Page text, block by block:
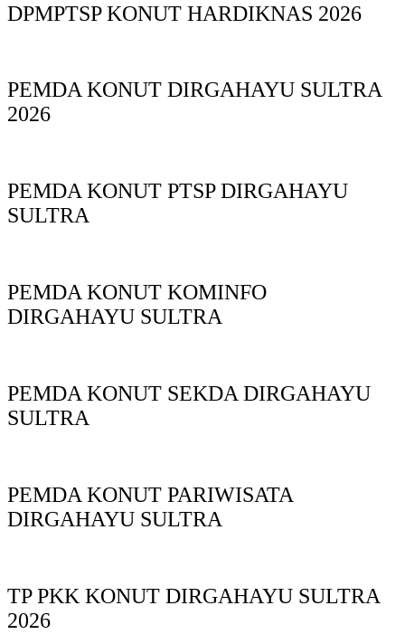
DPMPTSP KONUT HARDIKNAS 2026
PEMDA KONUT DIRGAHAYU SULTRA
2026
PEMDA KONUT PTSP DIRGAHAYU
SULTRA
PEMDA KONUT KOMINFO
DIRGAHAYU SULTRA
PEMDA KONUT SEKDA DIRGAHAYU
SULTRA
PEMDA KONUT PARIWISATA
DIRGAHAYU SULTRA
TP PKK KONUT DIRGAHAYU SULTRA
2026